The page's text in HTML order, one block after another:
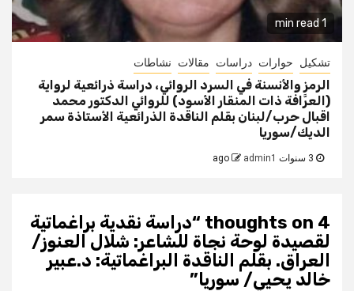
1 min read
تشكيل حوارات دراسات مقالات نشاطات
الرمز والأنسنة في السرد الروائي، دراسة ذرائعية لرواية
(العرَّافة ذات المنقار الأسود) للروائي الدكتور محمد
اقبال حرب/لبنان بقلم الناقدة الذرائعية الأستاذة سمر
الديك/سوريا
admin1
4 thoughts on “
دراسة نقدية براغماتية
لقصيدة لوحة نجاة للشاعر: شلال العنوز/
العراق. بقلم الناقدة البراغماتية: د.عبير
خالد يحيي/ سوريا”